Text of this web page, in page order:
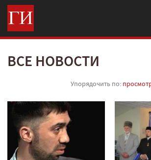
ВСЕ НОВОСТИ
Упорядочить по: